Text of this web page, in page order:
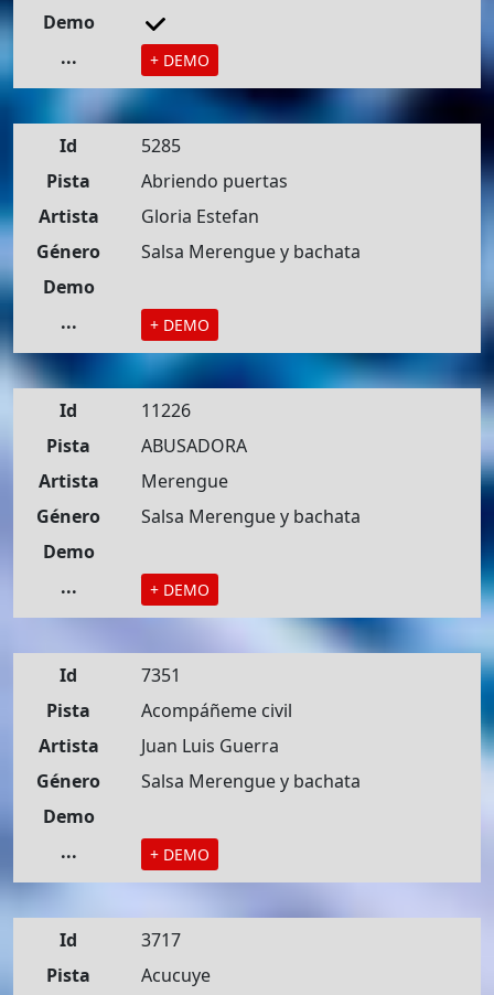
Demo
...
+ DEMO
Id
5285
Pista
Abriendo puertas
Artista
Gloria Estefan
Género
Salsa Merengue y bachata
Demo
...
+ DEMO
Id
11226
Pista
ABUSADORA
Artista
Merengue
Género
Salsa Merengue y bachata
Demo
...
+ DEMO
Id
7351
Pista
Acompáñeme civil
Artista
Juan Luis Guerra
Género
Salsa Merengue y bachata
Demo
...
+ DEMO
Id
3717
Pista
Acucuye